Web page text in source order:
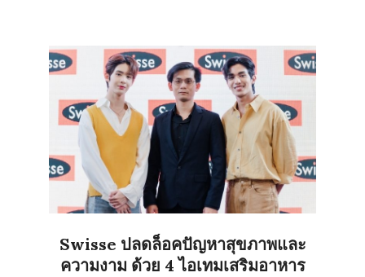
Swisse ปลดล็อคปัญหาสุขภาพและ
ความงาม ด้วย 4 ไอเทมเสริมอาหาร